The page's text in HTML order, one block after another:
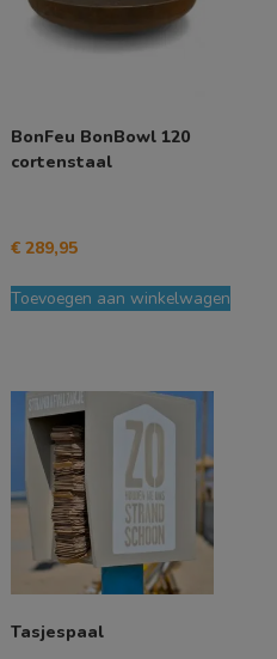
BonFeu BonBowl 120
cortenstaal
€289,95
Toevoegen aan winkelwagen
Tasjespaal